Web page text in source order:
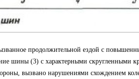
продолжительной ездой с
шины (3) с характерными скругленными
вызвано нарушениями схождением